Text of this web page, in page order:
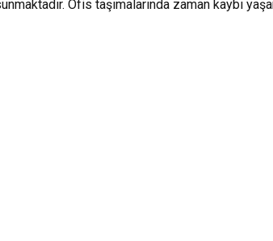
Ofis taşımalarında zaman kaybı